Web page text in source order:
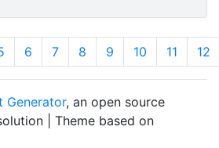
6 7 8 9 10 11 12
Generator, an open source
| Theme based on